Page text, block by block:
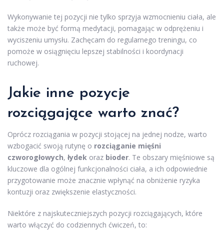
Wykonywanie tej pozycji nie tylko sprzyja wzmocnieniu ciała, ale
także może być formą medytacji, pomagając w odprężeniu i
wyciszeniu umysłu. Zachęcam do regularnego treningu, co
pomoże w osiągnięciu lepszej stabilności i koordynacji
ruchowej.
Jakie inne pozycje
rozciągające warto znać?
Oprócz rozciągania w pozycji stojącej na jednej nodze, warto
wzbogacić swoją rutynę o rozciąganie mięśni
czworogłowych, łydek oraz bioder. Te obszary mięśniowe są
kluczowe dla ogólnej funkcjonalności ciała, a ich odpowiednie
przygotowanie może znacznie wpłynąć na obniżenie ryzyka
kontuzji oraz zwiększenie elastyczności.
Niektóre z najskuteczniejszych pozycji rozciągających, które
warto włączyć do codziennych ćwiczeń, to: